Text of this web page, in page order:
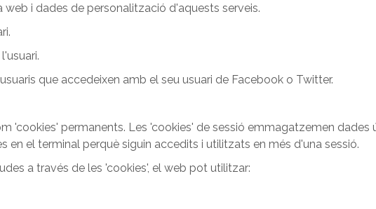
i dades de personalització d'aquests serveis.
que accedeixen amb el seu usuari de Facebook o Twitter.
'cookies' permanents. Les 'cookies' de sessió emmagatzemen dades
el terminal perquè siguin accedits i utilitzats en més d'una sessió.
a través de les 'cookies', el web pot utilitzar: